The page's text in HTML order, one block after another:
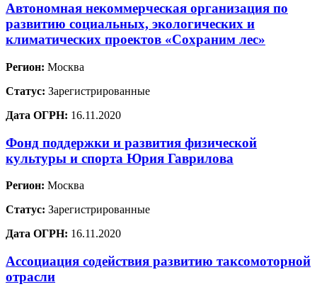
Автономная некоммерческая организация по
развитию социальных, экологических и
климатических проектов «Сохраним лес»
Регион: Москва
Статус: Зарегистрированные
Дата ОГРН: 16.11.2020
Фонд поддержки и развития физической
культуры и спорта Юрия Гаврилова
Регион: Москва
Статус: Зарегистрированные
Дата ОГРН: 16.11.2020
Ассоциация содействия развитию таксомоторной
отрасли